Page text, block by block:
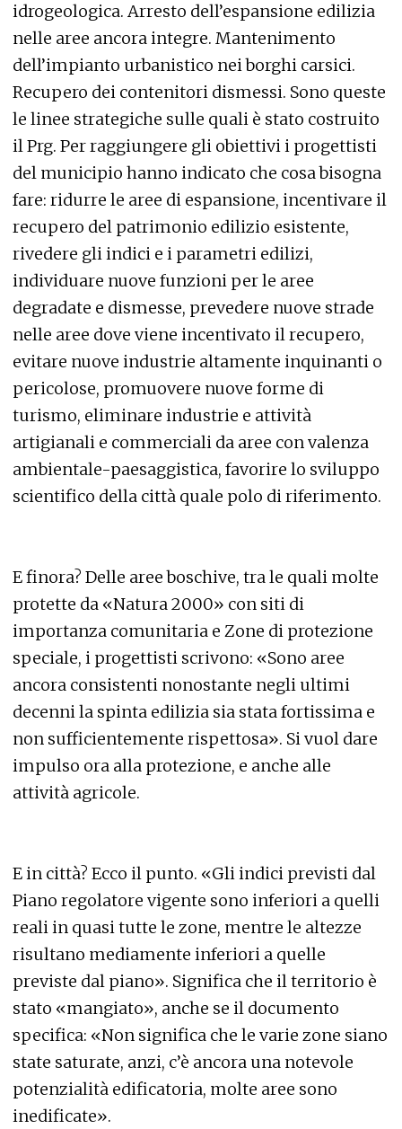
idrogeologica. Arresto dell’espansione edilizia
nelle aree ancora integre. Mantenimento
dell’impianto urbanistico nei borghi carsici.
Recupero dei contenitori dismessi. Sono queste
le linee strategiche sulle quali è stato costruito
il Prg. Per raggiungere gli obiettivi i progettisti
del municipio hanno indicato che cosa bisogna
fare: ridurre le aree di espansione, incentivare il
recupero del patrimonio edilizio esistente,
rivedere gli indici e i parametri edilizi,
individuare nuove funzioni per le aree
degradate e dismesse, prevedere nuove strade
nelle aree dove viene incentivato il recupero,
evitare nuove industrie altamente inquinanti o
pericolose, promuovere nuove forme di
turismo, eliminare industrie e attività
artigianali e commerciali da aree con valenza
ambientale-paesaggistica, favorire lo sviluppo
scientifico della città quale polo di riferimento.
E finora? Delle aree boschive, tra le quali molte
protette da «Natura 2000» con siti di
importanza comunitaria e Zone di protezione
speciale, i progettisti scrivono: «Sono aree
ancora consistenti nonostante negli ultimi
decenni la spinta edilizia sia stata fortissima e
non sufficientemente rispettosa». Si vuol dare
impulso ora alla protezione, e anche alle
attività agricole.
E in città? Ecco il punto. «Gli indici previsti dal
Piano regolatore vigente sono inferiori a quelli
reali in quasi tutte le zone, mentre le altezze
risultano mediamente inferiori a quelle
previste dal piano». Significa che il territorio è
stato «mangiato», anche se il documento
specifica: «Non significa che le varie zone siano
state saturate, anzi, c’è ancora una notevole
potenzialità edificatoria, molte aree sono
inedificate».